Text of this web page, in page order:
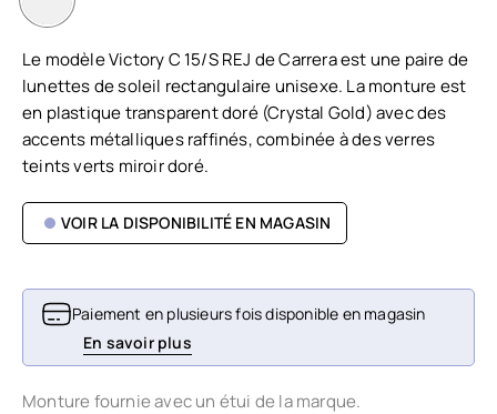
Le modèle Victory C 15/S REJ de Carrera est une paire de
lunettes de soleil rectangulaire unisexe. La monture est
en plastique transparent doré (Crystal Gold) avec des
accents métalliques raffinés, combinée à des verres
teints verts miroir doré.
VOIR LA DISPONIBILITÉ EN MAGASIN
Paiement en plusieurs fois disponible en magasin
En savoir plus
Monture fournie avec un étui de la marque.